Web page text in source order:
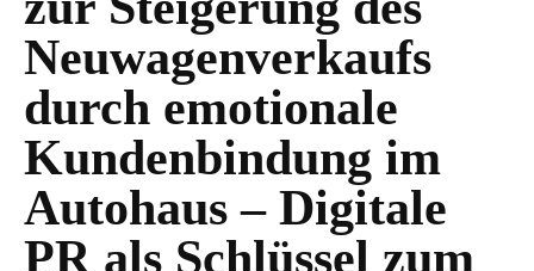
Neuwagenverkaufs
durch emotionale
Kundenbindung im
Autohaus – Digitale
PR als Schlüssel zum